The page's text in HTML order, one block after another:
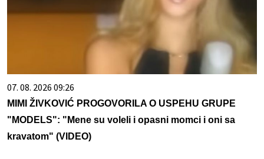
07. 08. 2026 09:26
MIMI ŽIVKOVIĆ PROGOVORILA O USPEHU GRUPE
"MODELS": "Mene su voleli i opasni momci i oni sa
kravatom" (VIDEO)